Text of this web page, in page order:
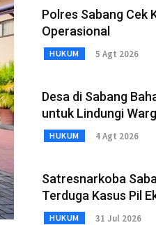
Polres Sabang Cek
Operasional
HUKUM 5 Agt 2026
Desa di Sabang
untuk Lindungi
HUKUM 4 Agt 2026
Satresnarkoba
Terduga Kasus Pil
HUKUM 31 Jul 2026